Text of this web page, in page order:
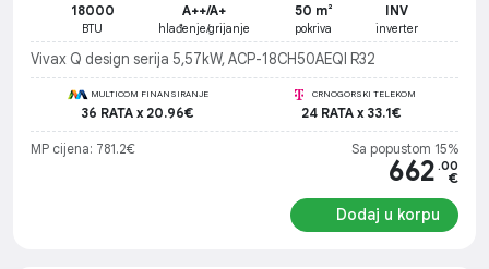
18000
BTU
A++/A+
hlađenje/grijanje
50 m²
pokriva
INV
inverter
Vivax Q design serija 5,57kW, ACP-18CH50AEQI R32
MULTICOM FINANSIRANJE
36 RATA x 20.96€
CRNOGORSKI TELEKOM
24 RATA x 33.1€
MP cijena: 781.2€ Sa popustom 15%
662 .00
€
Dodaj u korpu